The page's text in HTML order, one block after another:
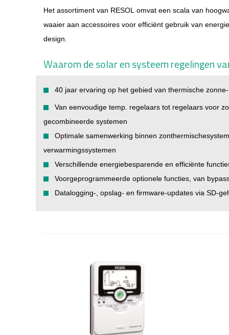
Het assortiment van RESOL omvat een scala van
waaier aan accessoires voor efficiënt gebruik van
design.
Waarom de solar en systeem regelingen
40 jaar ervaring op het gebied van thermische
Van eenvoudige temp. regelaars tot regelaars voor
gecombineerde systemen
Optimale samenwerking binnen
verwarmingssystemen
Verschillende energiebesparende en efficiënte
Voorgeprogrammeerde optionele functies, van
Datalogging-, opslag- en firmware-updates via SD-